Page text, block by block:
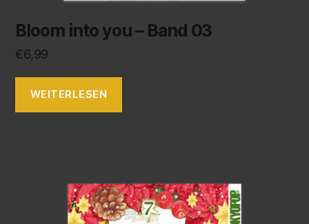
Bloom into you – Band 03
€6,99
WEITERLESEN